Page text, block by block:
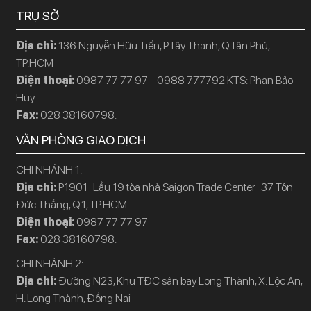
TRỤ SỞ
Địa chỉ: 136 Nguyễn Hữu Tiến, P.Tây Thạnh, Q.Tân Phú,
TP.HCM
Điện thoại: 0987 77 77 97 - 0988 777792 KTS: Phan Bảo
Huy.
Fax: 028 38160798.
VĂN PHÒNG GIAO DỊCH
CHI NHÁNH 1:
Địa chỉ: P1901_Lầu 19 tòa nhà Saigon Trade Center_37 Tôn
Đức Thắng, Q.1, TP.HCM.
Điện thoại: 0987 77 77 97
Fax: 028 38160798.
CHI NHÁNH 2:
Địa chỉ:Đường N23, Khu TĐC sân bay Long Thành, X. Lộc An,
H. Long Thành, Đồng Nai